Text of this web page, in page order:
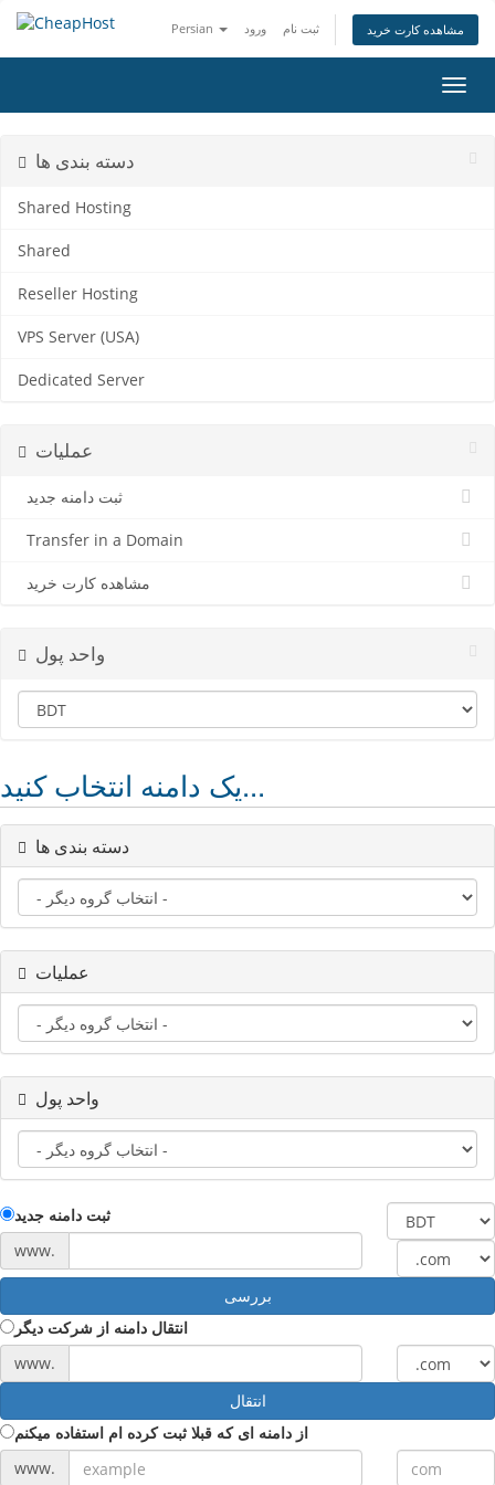
Persian ورود ثبت نام مشاهده کارت خرید
تغییر
دسته بندی ها
Shared Hosting
Shared
Reseller Hosting
VPS Server (USA)
Dedicated Server
عملیات
ثبت دامنه جدید
Transfer in a Domain
مشاهده کارت خرید
واحد پول
یک دامنه انتخاب کنید...
دسته بندی ها
عملیات
واحد پول
ثبت دامنه جدید
www.
بررسی
انتقال دامنه از شرکت دیگر
www.
انتقال
از دامنه ای که قبلا ثبت کرده ام استفاده میکنم
www.